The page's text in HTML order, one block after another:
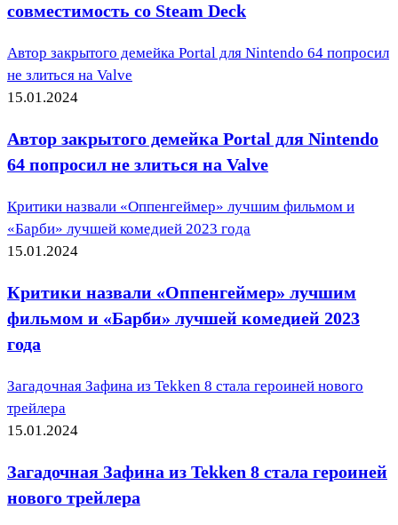
совместимость со Steam Deck
Автор закрытого демейка Portal для Nintendo 64 попросил
не злиться на Valve
15.01.2024
Автор закрытого демейка Portal для Nintendo
64 попросил не злиться на Valve
Критики назвали «Оппенгеймер» лучшим фильмом и
«Барби» лучшей комедией 2023 года
15.01.2024
Критики назвали «Оппенгеймер» лучшим
фильмом и «Барби» лучшей комедией 2023
года
Загадочная Зафина из Tekken 8 стала героиней нового
трейлера
15.01.2024
Загадочная Зафина из Tekken 8 стала героиней
нового трейлера